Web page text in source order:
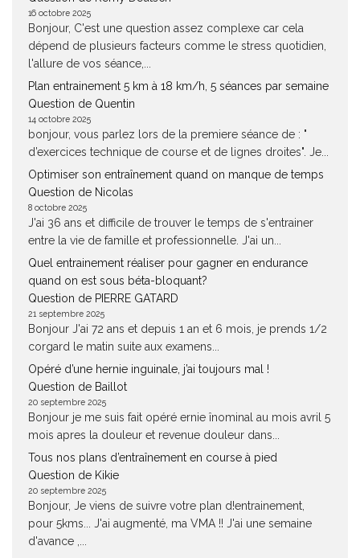
16 octobre 2025
Bonjour, C'est une question assez complexe car cela
dépend de plusieurs facteurs comme le stress quotidien,
l'allure de vos séance,...
Plan entrainement 5 km à 18 km/h, 5 séances par semaine
Question de Quentin
14 octobre 2025
bonjour, vous parlez lors de la premiere séance de : "
d’exercices technique de course et de lignes droites". Je...
Optimiser son entraînement quand on manque de temps
Question de Nicolas
8 octobre 2025
J'ai 36 ans et difficile de trouver le temps de s'entrainer
entre la vie de famille et professionnelle. J'ai un...
Quel entrainement réaliser pour gagner en endurance
quand on est sous béta-bloquant?
Question de PIERRE GATARD
21 septembre 2025
Bonjour J'ai 72 ans et depuis 1 an et 6 mois, je prends 1/2
corgard le matin suite aux examens...
Opéré d’une hernie inguinale, j’ai toujours mal !
Question de Baillot
20 septembre 2025
Bonjour je me suis fait opéré ernie înominal au mois avril 5
mois apres la douleur et revenue douleur dans...
Tous nos plans d’entraînement en course à pied
Question de Kikie
20 septembre 2025
Bonjour, Je viens de suivre votre plan d!entrainement,
pour 5kms... J'ai augmenté, ma VMA !! J'ai une semaine
d'avance ,...